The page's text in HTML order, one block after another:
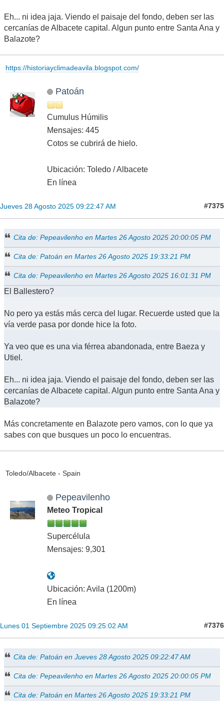
Eh... ni idea jaja. Viendo el paisaje del fondo, deben ser las
cercanías de Albacete capital. Algun punto entre Santa Ana y
Balazote?
https://historiayclimadeavila.blogspot.com/
Patoán
Cumulus Húmilis
Mensajes: 445
Cotos se cubrirá de hielo.
Ubicación: Toledo / Albacete
En línea
Jueves 28 Agosto 2025 09:22:47 AM #7375
Cita de: Pepeavilenho en Martes 26 Agosto 2025 20:00:05 PM
Cita de: Patoán en Martes 26 Agosto 2025 19:33:21 PM
Cita de: Pepeavilenho en Martes 26 Agosto 2025 16:01:31 PM
El Ballestero?
No pero ya estás más cerca del lugar. Recuerde usted que la
vía verde pasa por donde hice la foto.
Ya veo que es una via férrea abandonada, entre Baeza y
Utiel.
Eh... ni idea jaja. Viendo el paisaje del fondo, deben ser las
cercanías de Albacete capital. Algun punto entre Santa Ana y
Balazote?
Más concretamente en Balazote pero vamos, con lo que ya
sabes con que busques un poco lo encuentras.
Toledo/Albacete - Spain
Pepeavilenho
Meteo Tropical
Supercélula
Mensajes: 9,301
Ubicación: Avila (1200m)
En línea
Lunes 01 Septiembre 2025 09:25:02 AM #7376
Cita de: Patoán en Jueves 28 Agosto 2025 09:22:47 AM
Cita de: Pepeavilenho en Martes 26 Agosto 2025 20:00:05 PM
Cita de: Patoán en Martes 26 Agosto 2025 19:33:21 PM